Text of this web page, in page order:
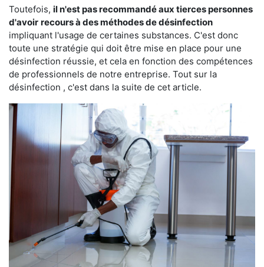
Toutefois, il n'est pas recommandé aux tierces personnes
d'avoir recours à des méthodes de désinfection
impliquant l'usage de certaines substances. C'est donc
toute une stratégie qui doit être mise en place pour une
désinfection réussie, et cela en fonction des compétences
de professionnels de notre entreprise. Tout sur la
désinfection , c'est dans la suite de cet article.